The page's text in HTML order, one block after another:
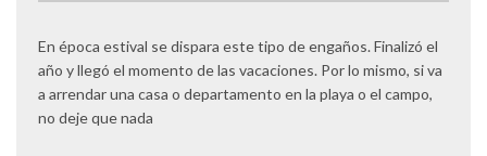
En época estival se dispara este tipo de engaños. Finalizó el
año y llegó el momento de las vacaciones. Por lo mismo, si va
a arrendar una casa o departamento en la playa o el campo,
no deje que nada